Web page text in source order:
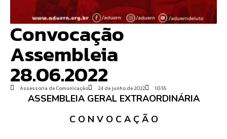
Convocação
Assembleia
28.06.2022
Assessoria de Comunicação 24 de junho de 2022 10:55
ASSEMBLEIA GERAL EXTRAORDINÁRIA
C O N V O C A Ç Ã O